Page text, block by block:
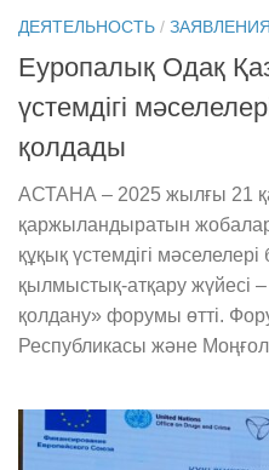
ДЕЯТЕЛЬНОСТЬ / ЗАЯВЛЕНИЯ
Еуропалық Одақ
үстемдігі
қолдады
АСТАНА – 2025 жылғы 21
қаржыландыратын
құқық үстемдігі
қылмыстық-атқару жүйесі
қолдану» форумы өтті.
Республикасы және